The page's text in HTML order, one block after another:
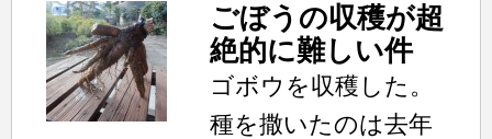
ごぼうの収穫が超
絶的に難しい件
ゴボウを収穫した。
種を撒いたのは去年